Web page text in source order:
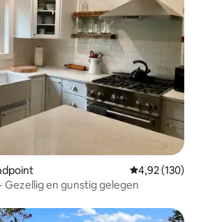
Gemiddelde
4,92 (130)
Gezellig en gunstig gelegen